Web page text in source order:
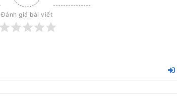
Đánh giá bài viết